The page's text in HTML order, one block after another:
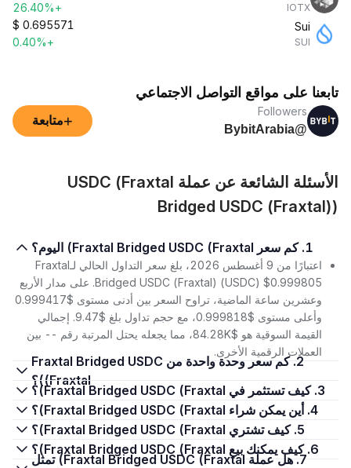
IOTX
+26.40%
Sui
SUI
$ 0.695571
+0.40%
تابعنا على مواقع التواصل الاجتماعي
Followers
@BybitArabia
+متابعة
الأسئلة الشائعة عن عملة USDC (Fraxtal
Bridged USDC (Fraxtal))
1. كم سعر Fraxtal Bridged USDC (Fraxtal) اليوم؟
اعتبارًا من 9 أغسطس 2026، بلغ سعر التداول الحالي لـFraxtal
Bridged USDC (Fraxtal) (USDC) $0.999805. على مدار الأربع
وعشرين ساعة الماضية، تراوح السعر بين أدنى مستوى $0.999417
وأعلى مستوى $0.999818، مع حجم تداول بلغ $9.47. إجمالي
القيمة السوقية هو $84.28K، مما يجعله يحتل المرتبة رقم -- بين
العملات الرقمية الأخرى.
2. كم سعر وحدة واحدة من Fraxtal Bridged USDC
(Fraxtal)؟
3. كيف تستثمر في Fraxtal Bridged USDC (Fraxtal)؟
4. أين يمكن شراء Fraxtal Bridged USDC (Fraxtal)؟
5. كيف تشتري Fraxtal Bridged USDC (Fraxtal)؟
6. كيف يمكنك بيع Fraxtal Bridged USDC (Fraxtal)؟
7. هل عملة Fraxtal Bridged USDC (Fraxtal) تمثل